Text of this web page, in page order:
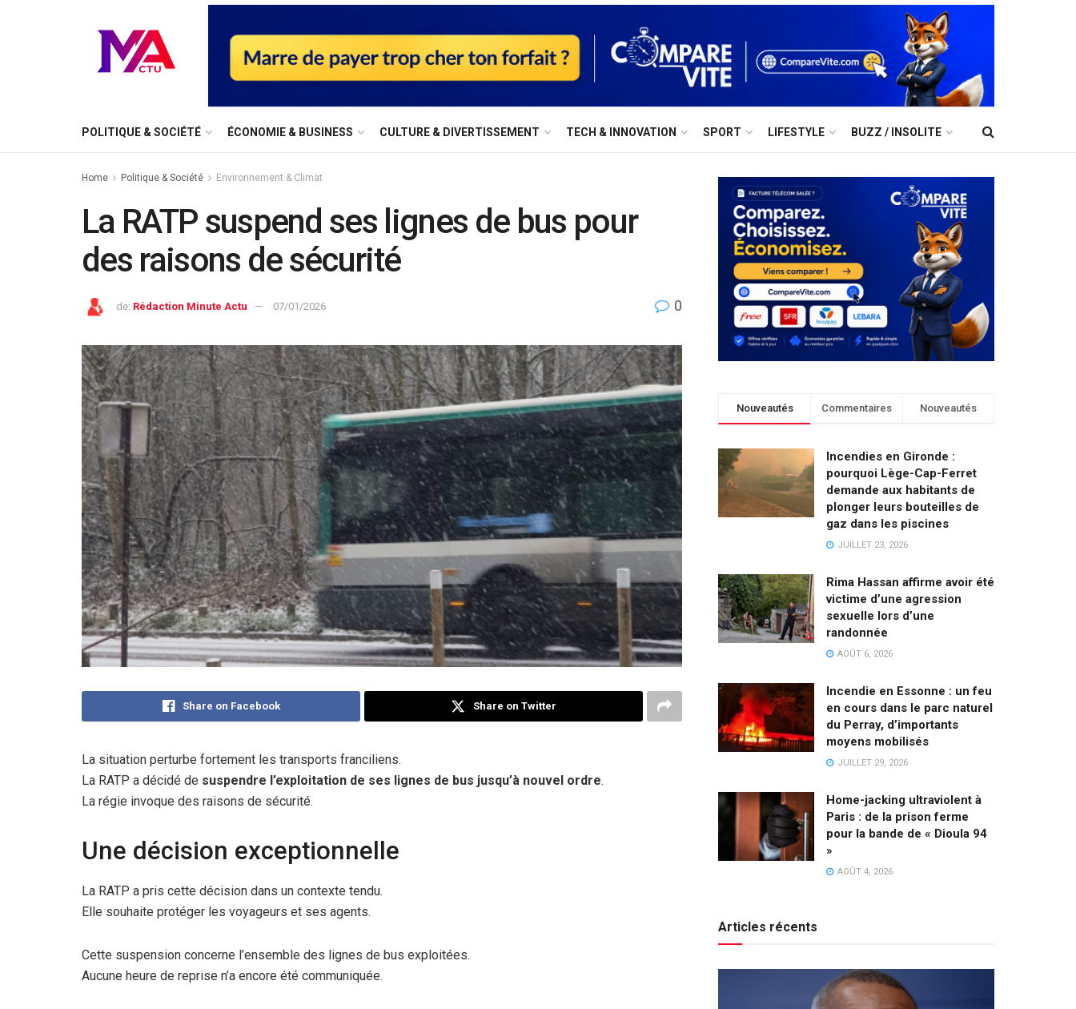
⁠POLITIQUE & SOCIÉTÉ ÉCONOMIE & BUSINESS ⁠CULTURE & DIVERTISSEMENT ⁠TECH & INNOVATION SPORT LIFESTYLE BUZZ / INSOLITE
Home ⁠Politique & Société Environnement & Climat
La RATP suspend ses lignes de bus pour
des raisons de sécurité
de: Rédaction Minute Actu 07/01/2026 0
Share on Facebook Share on Twitter
La situation perturbe fortement les transports franciliens.
La RATP a décidé de suspendre l’exploitation de ses lignes de bus jusqu’à nouvel ordre.
La régie invoque des raisons de sécurité.
Une décision exceptionnelle
La RATP a pris cette décision dans un contexte tendu.
Elle souhaite protéger les voyageurs et ses agents.
Cette suspension concerne l’ensemble des lignes de bus exploitées.
Aucune heure de reprise n’a encore été communiquée.
Nouveautés Commentaires Nouveautés
Incendies en Gironde :
pourquoi Lège-Cap-Ferret
demande aux habitants de
plonger leurs bouteilles de
gaz dans les piscines
JUILLET 23, 2026
Rima Hassan affirme avoir été
victime d’une agression
sexuelle lors d’une
randonnée
AOÛT 6, 2026
Incendie en Essonne : un feu
en cours dans le parc naturel
du Perray, d’importants
moyens mobilisés
JUILLET 29, 2026
Home-jacking ultraviolent à
Paris : de la prison ferme
pour la bande de « Dioula 94
»
AOÛT 4, 2026
Articles récents